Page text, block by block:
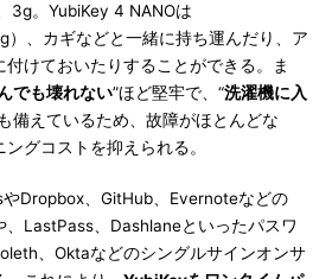
3g。YubiKey 4 NANOは
）、カギなどと一緒に持ち運んだり、ア
けておいたりすることができる。ま
でも壊れない”ほど堅牢で、“洗濯機に入
備えているため、故障がほとんどな
グコストを抑えられる。
Dropbox、GitHub、Evernoteなどの
、LastPass、Dashlaneといったパスワ
、Oktaなどのシングルサインオンサ